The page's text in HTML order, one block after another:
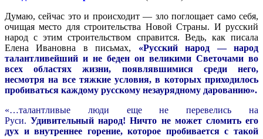
Думаю, сейчас это и происходит — зло поглощает само себя,
очищая место для строительства Новой Страны. И русский
народ с этим строительством справится. Ведь, как писала
Елена Ивановна в письмах,
«Русский народ — народ
талантливейший и не беден он великими Светочами во
всех областях жизни, появлявшимися среди него,
несмотря на все тяжкие условия, в которых приходилось
пробиваться каждому русскому незаурядному дарованию».
«…талантливые люди еще не перевелись на
Руси.Удивительный народ! Ничто не может сломить его
дух и внутреннее горение, которое пробивается с такой